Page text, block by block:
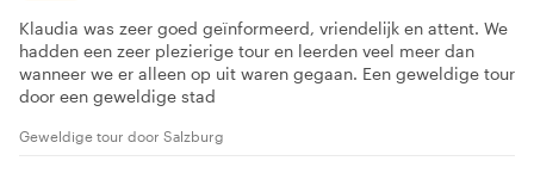
Klaudia was zeer goed geïnformeerd, vriendelijk en attent. We
hadden een zeer plezierige tour en leerden veel meer dan
wanneer we er alleen op uit waren gegaan. Een geweldige tour
door een geweldige stad
Geweldige tour door Salzburg